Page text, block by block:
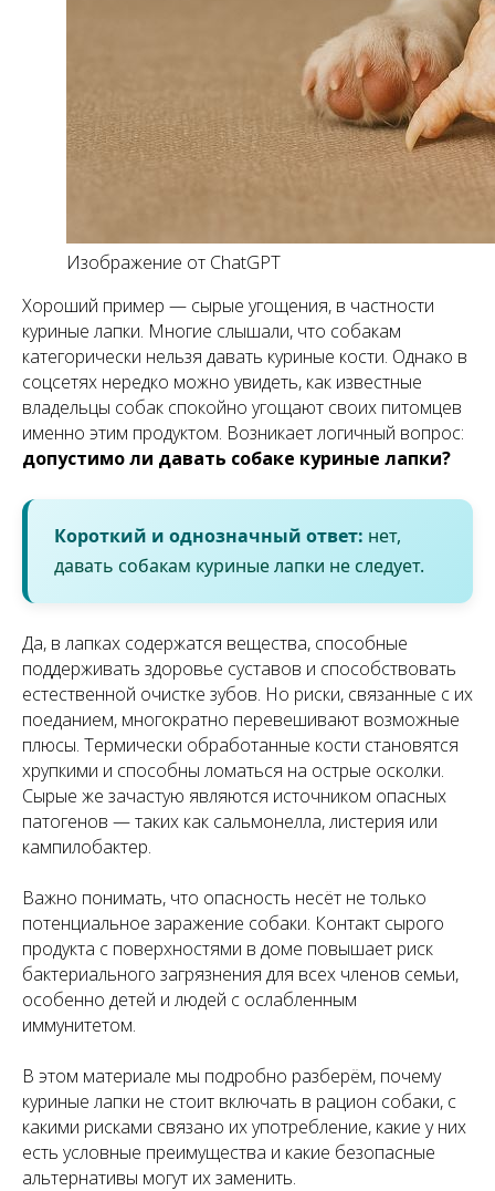
Изображение от ChatGPT
Хороший пример — сырые угощения, в частности
куриные лапки. Многие слышали, что собакам
категорически нельзя давать куриные кости. Однако в
соцсетях нередко можно увидеть, как известные
владельцы собак спокойно угощают своих питомцев
именно этим продуктом. Возникает логичный вопрос:
допустимо ли давать собаке куриные лапки?
Короткий и однозначный ответ: нет,
давать собакам куриные лапки не следует.
Да, в лапках содержатся вещества, способные
поддерживать здоровье суставов и способствовать
естественной очистке зубов. Но риски, связанные с их
поеданием, многократно перевешивают возможные
плюсы. Термически обработанные кости становятся
хрупкими и способны ломаться на острые осколки.
Сырые же зачастую являются источником опасных
патогенов — таких как сальмонелла, листерия или
кампилобактер.
Важно понимать, что опасность несёт не только
потенциальное заражение собаки. Контакт сырого
продукта с поверхностями в доме повышает риск
бактериального загрязнения для всех членов семьи,
особенно детей и людей с ослабленным
иммунитетом.
В этом материале мы подробно разберём, почему
куриные лапки не стоит включать в рацион собаки, с
какими рисками связано их употребление, какие у них
есть условные преимущества и какие безопасные
альтернативы могут их заменить.